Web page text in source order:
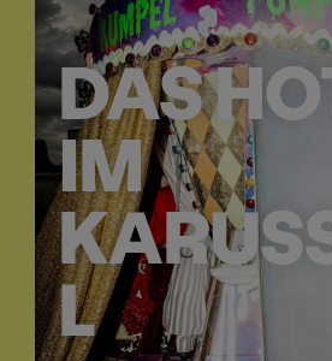
DAS
IM
L